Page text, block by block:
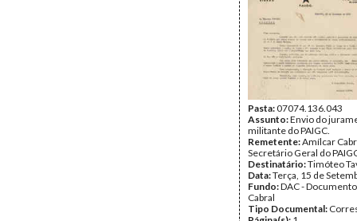
Pasta:07074.136.043
Assunto:Envio do
militante do PAIGC.
Remetente:Amílcar
Secretário Geral do
Destinatário:Timóteo
Data:Terça, 15 de
Fundo:DAC -
Cabral
Tipo Documental: